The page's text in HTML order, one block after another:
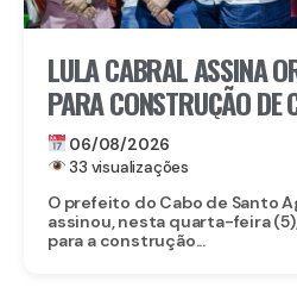
LULA CABRAL ASSINA
PARA CONSTRUÇÃO DE
EDUCACIONAL EM
06/08/2026
33 visualizações
O prefeito do Cabo de Santo
assinou, nesta quarta-feira
para a construção...